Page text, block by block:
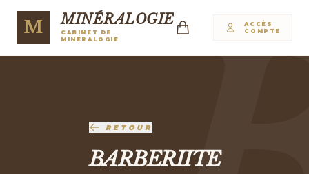
M MINÉRALOGIE
CABINET DE
MINÉRALOGIE
ACCÈS
COMPTE
RETOUR
BARBERIITE